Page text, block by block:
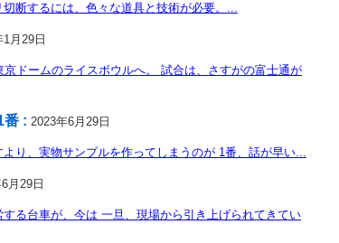
断するには、色々な道具と技術が必要。...
月29日
京ドームのライスボウルへ。 試合は、さすがの富士通が
番 : 2023年6月29日
り、実物サンプルを作ってしまうのが 1番、話が早い...
月29日
る台車が、今は 一旦、現場から引き上げられてきてい